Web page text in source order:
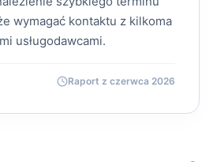
wymagać kontaktu z kilkoma
usługodawcami.
Raport z czerwca 2026